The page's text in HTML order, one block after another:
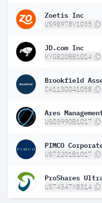
Zoetis Inc
US98978V1035
JD.com Inc
KYG8208B1014
Brookfield
CA1130041058
Ares
US03990B1017
PIMCO
US72201B1017
ProShares
US74347X8314